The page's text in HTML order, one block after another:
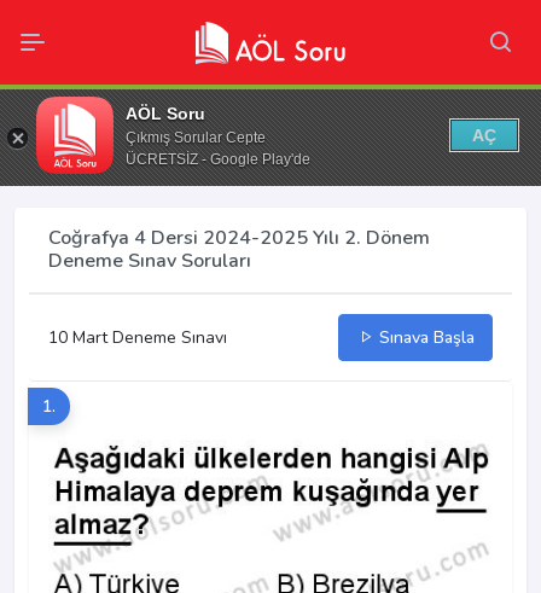
AÖL Soru
Çıkmış Sorular Cepte
ÜCRETSİZ - Google Play'de
AÇ
Coğrafya 4 Dersi 2024-2025 Yılı 2. Dönem
Deneme Sınav Soruları
10 Mart Deneme Sınavı Sınava Başla
1.